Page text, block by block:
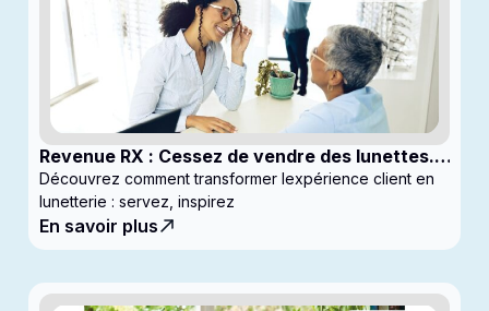
Revenue RX : Cessez de vendre des lunettes.
Commencez à générer des profits
Découvrez comment transformer lexpérience client en
lunetterie : servez, inspirez
En savoir plus